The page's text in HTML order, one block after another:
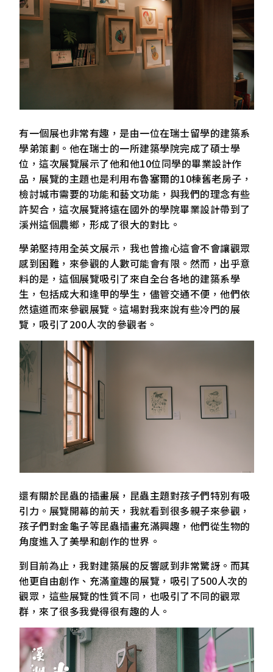
有一個展也非常有趣，是由一位在瑞士留學的建築系
學弟策劃。他在瑞士的一所建築學院完成了碩士學
位，這次展覽展示了他和他10位同學的畢業設計作
品，展覽的主題也是利用布魯塞爾的10棟舊老房子，
檢討城市需要的功能和藝文功能，與我們的理念有些
許契合，這次展覽將遠在國外的學院畢業設計帶到了
溪州這個農鄉，形成了很大的對比。
學弟堅持用全英文展示，我也曾擔心這會不會讓觀眾
感到困難，來參觀的人數可能會有限。然而，出乎意
料的是，這個展覽吸引了來自全台各地的建築系學
生，包括成大和逢甲的學生，儘管交通不便，他們依
然遠道而來參觀展覽。這場對我來說有些冷門的展
覽，吸引了200人次的參觀者。
還有關於昆蟲的插畫展，昆蟲主題對孩子們特別有吸
引力。展覽開幕的前天，我就看到很多親子來參觀，
孩子們對金龜子等昆蟲插畫充滿興趣，他們從生物的
角度進入了美學和創作的世界。
到目前為止，我對建築展的反響感到非常驚訝。而其
他更自由創作、充滿童趣的展覽，吸引了500人次的
觀眾，這些展覽的性質不同，也吸引了不同的觀眾
群，來了很多我覺得很有趣的人。